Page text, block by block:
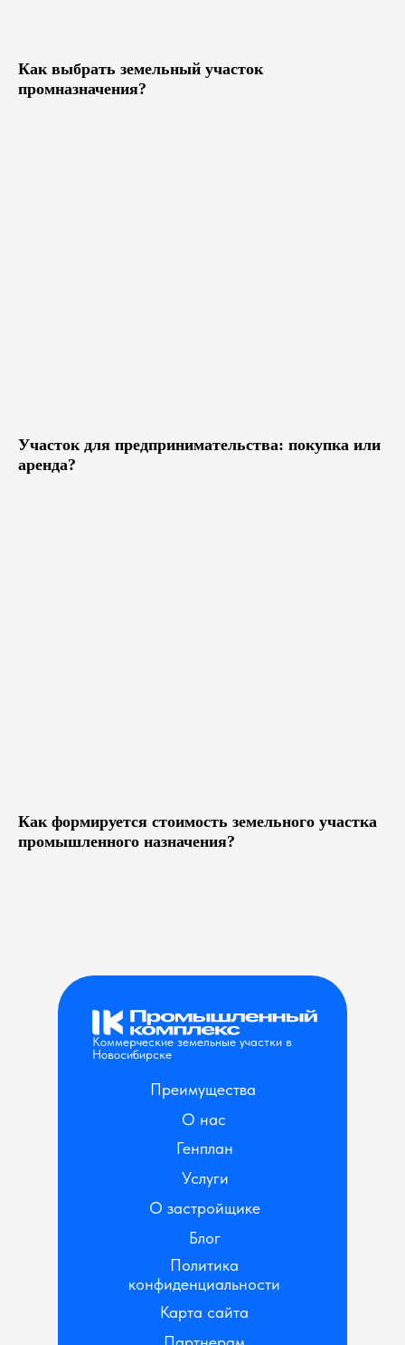
Как выбрать земельный участок
промназначения?
Участок для предпринимательства: покупка или
аренда?
Как формируется стоимость земельного участка
промышленного назначения?
Коммерческие земельные участки в
Новосибирске
О нас
Преимущества
Генплан
Услуги
О застройщике
Блог
Политика
конфиденциальности
Карта сайта